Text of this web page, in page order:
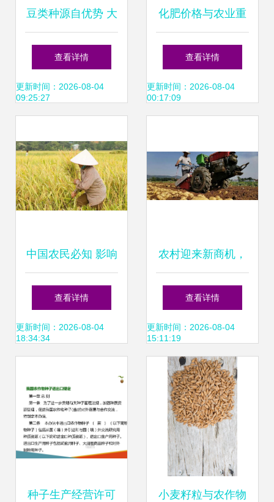
豆类种源自优势 大
丰宝青育丰年
查看详情
更新时间：2026-08-04
09:25:27
化肥价格与农业重
要性 现代粮食生产
的命脉
查看详情
更新时间：2026-08-04
00:17:09
中国农民必知 影响
世界的6种农作物
种子
查看详情
更新时间：2026-08-04
18:34:34
农村迎来新商机，
国家支持作物助力
农民抢先种植
查看详情
更新时间：2026-08-04
15:11:19
种子生产经营许可 小麦籽粒与农作物